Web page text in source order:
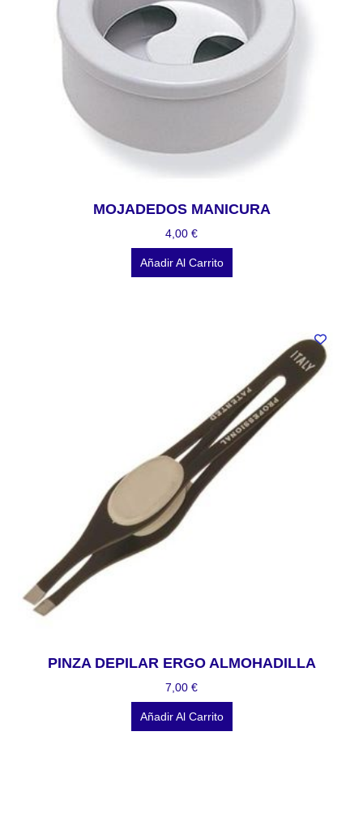
MOJADEDOS MANICURA
4,00 €
Añadir Al Carrito
PINZA DEPILAR ERGO ALMOHADILLA
7,00 €
Añadir Al Carrito